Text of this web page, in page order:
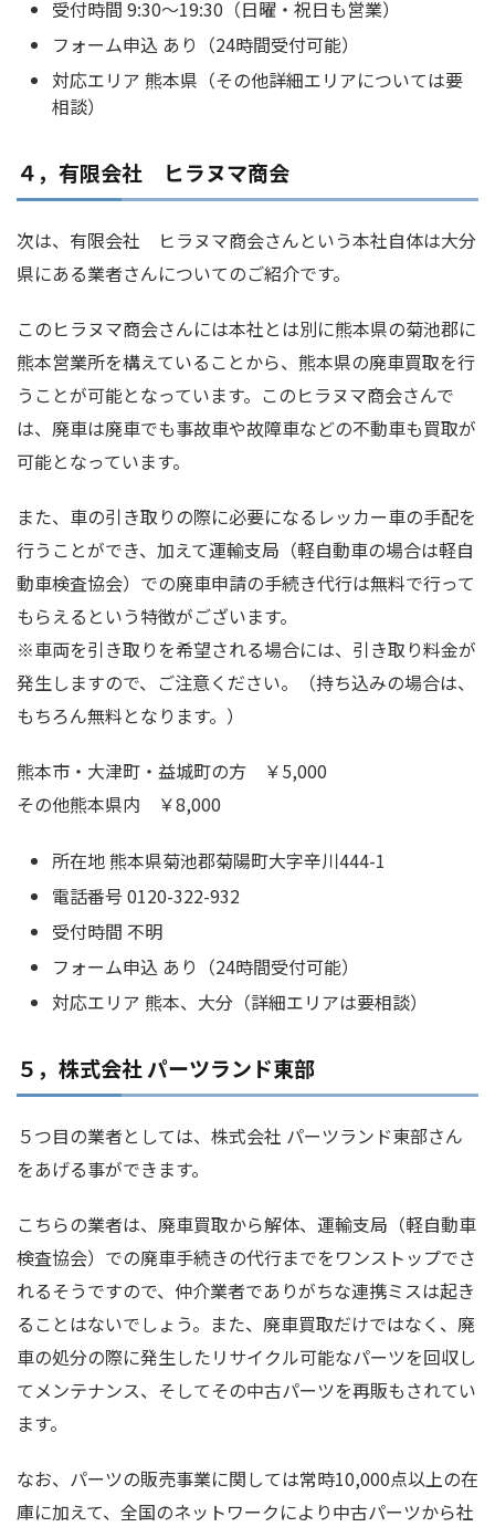
受付時間 9:30～19:30（日曜・祝日も営業）
フォーム申込 あり（24時間受付可能）
対応エリア 熊本県（その他詳細エリアについては要
相談）
４，有限会社 ヒラヌマ商会
次は、有限会社 ヒラヌマ商会さんという本社自体は大分
県にある業者さんについてのご紹介です。
このヒラヌマ商会さんには本社とは別に熊本県の菊池郡に
熊本営業所を構えていることから、熊本県の廃車買取を行
うことが可能となっています。このヒラヌマ商会さんで
は、廃車は廃車でも事故車や故障車などの不動車も買取が
可能となっています。
また、車の引き取りの際に必要になるレッカー車の手配を
行うことができ、加えて運輸支局（軽自動車の場合は軽自
動車検査協会）での廃車申請の手続き代行は無料で行って
もらえるという特徴がございます。
※車両を引き取りを希望される場合には、引き取り料金が
発生しますので、ご注意ください。（持ち込みの場合は、
もちろん無料となります。）
熊本市・大津町・益城町の方 ￥5,000
その他熊本県内 ￥8,000
所在地 熊本県菊池郡菊陽町大字辛川444-1
電話番号 0120-322-932
受付時間 不明
フォーム申込 あり（24時間受付可能）
対応エリア 熊本、大分（詳細エリアは要相談）
５，株式会社 パーツランド東部
５つ目の業者としては、株式会社 パーツランド東部さん
をあげる事ができます。
こちらの業者は、廃車買取から解体、運輸支局（軽自動車
検査協会）での廃車手続きの代行までをワンストップでさ
れるそうですので、仲介業者でありがちな連携ミスは起き
ることはないでしょう。また、廃車買取だけではなく、廃
車の処分の際に発生したリサイクル可能なパーツを回収し
てメンテナンス、そしてその中古パーツを再販もされてい
ます。
なお、パーツの販売事業に関しては常時10,000点以上の在
庫に加えて、全国のネットワークにより中古パーツから社